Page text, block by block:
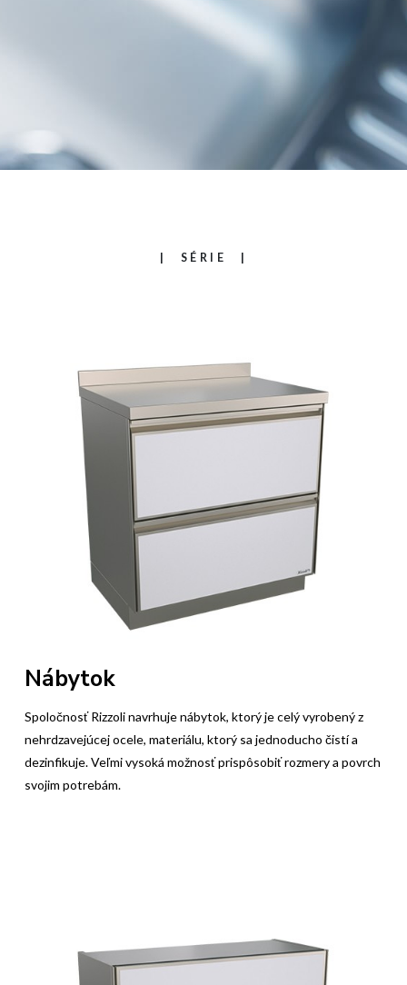
KATALOGY
NÁSTROJE
SPRÁVY
MEDIA
KONTAKTY
VYHRADENÁ OBLASŤ
SÉRIE
Nábytok
Spoločnosť Rizzoli navrhuje nábytok, ktorý je celý vyrobený z
nehrdzavejúcej ocele, materiálu, ktorý sa jednoducho čistí a
dezinfikuje. Veľmi vysoká možnosť prispôsobiť rozmery a povrch
svojim potrebám.